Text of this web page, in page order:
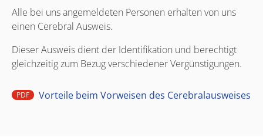
Alle bei uns angemeldeten Personen erhalten von uns
einen Cerebral Ausweis.
Dieser Ausweis dient der Identifikation und berechtigt
gleichzeitig zum Bezug verschiedener Vergünstigungen.
PDF Vorteile beim Vorweisen des Cerebralausweises